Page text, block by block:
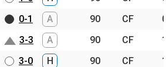
0-1 A 90 CF
3-3 A 90 CF
3-0 H 90 CF